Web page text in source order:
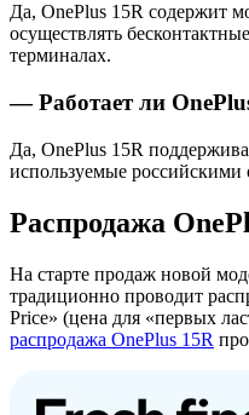
Да, OnePlus 15R содержит
осуществлять
терминалах.
— Работает ли
Да, OnePlus 15R
используемые российскими
Распродажа
На старте продаж новой
традиционно проводит
Price» (цена для «первых
распродажа OnePlus 15R